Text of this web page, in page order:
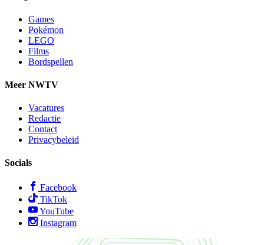
Games
Pokémon
LEGO
Films
Bordspellen
Meer NWTV
Vacatures
Redactie
Contact
Privacybeleid
Socials
Facebook
TikTok
YouTube
Instagram